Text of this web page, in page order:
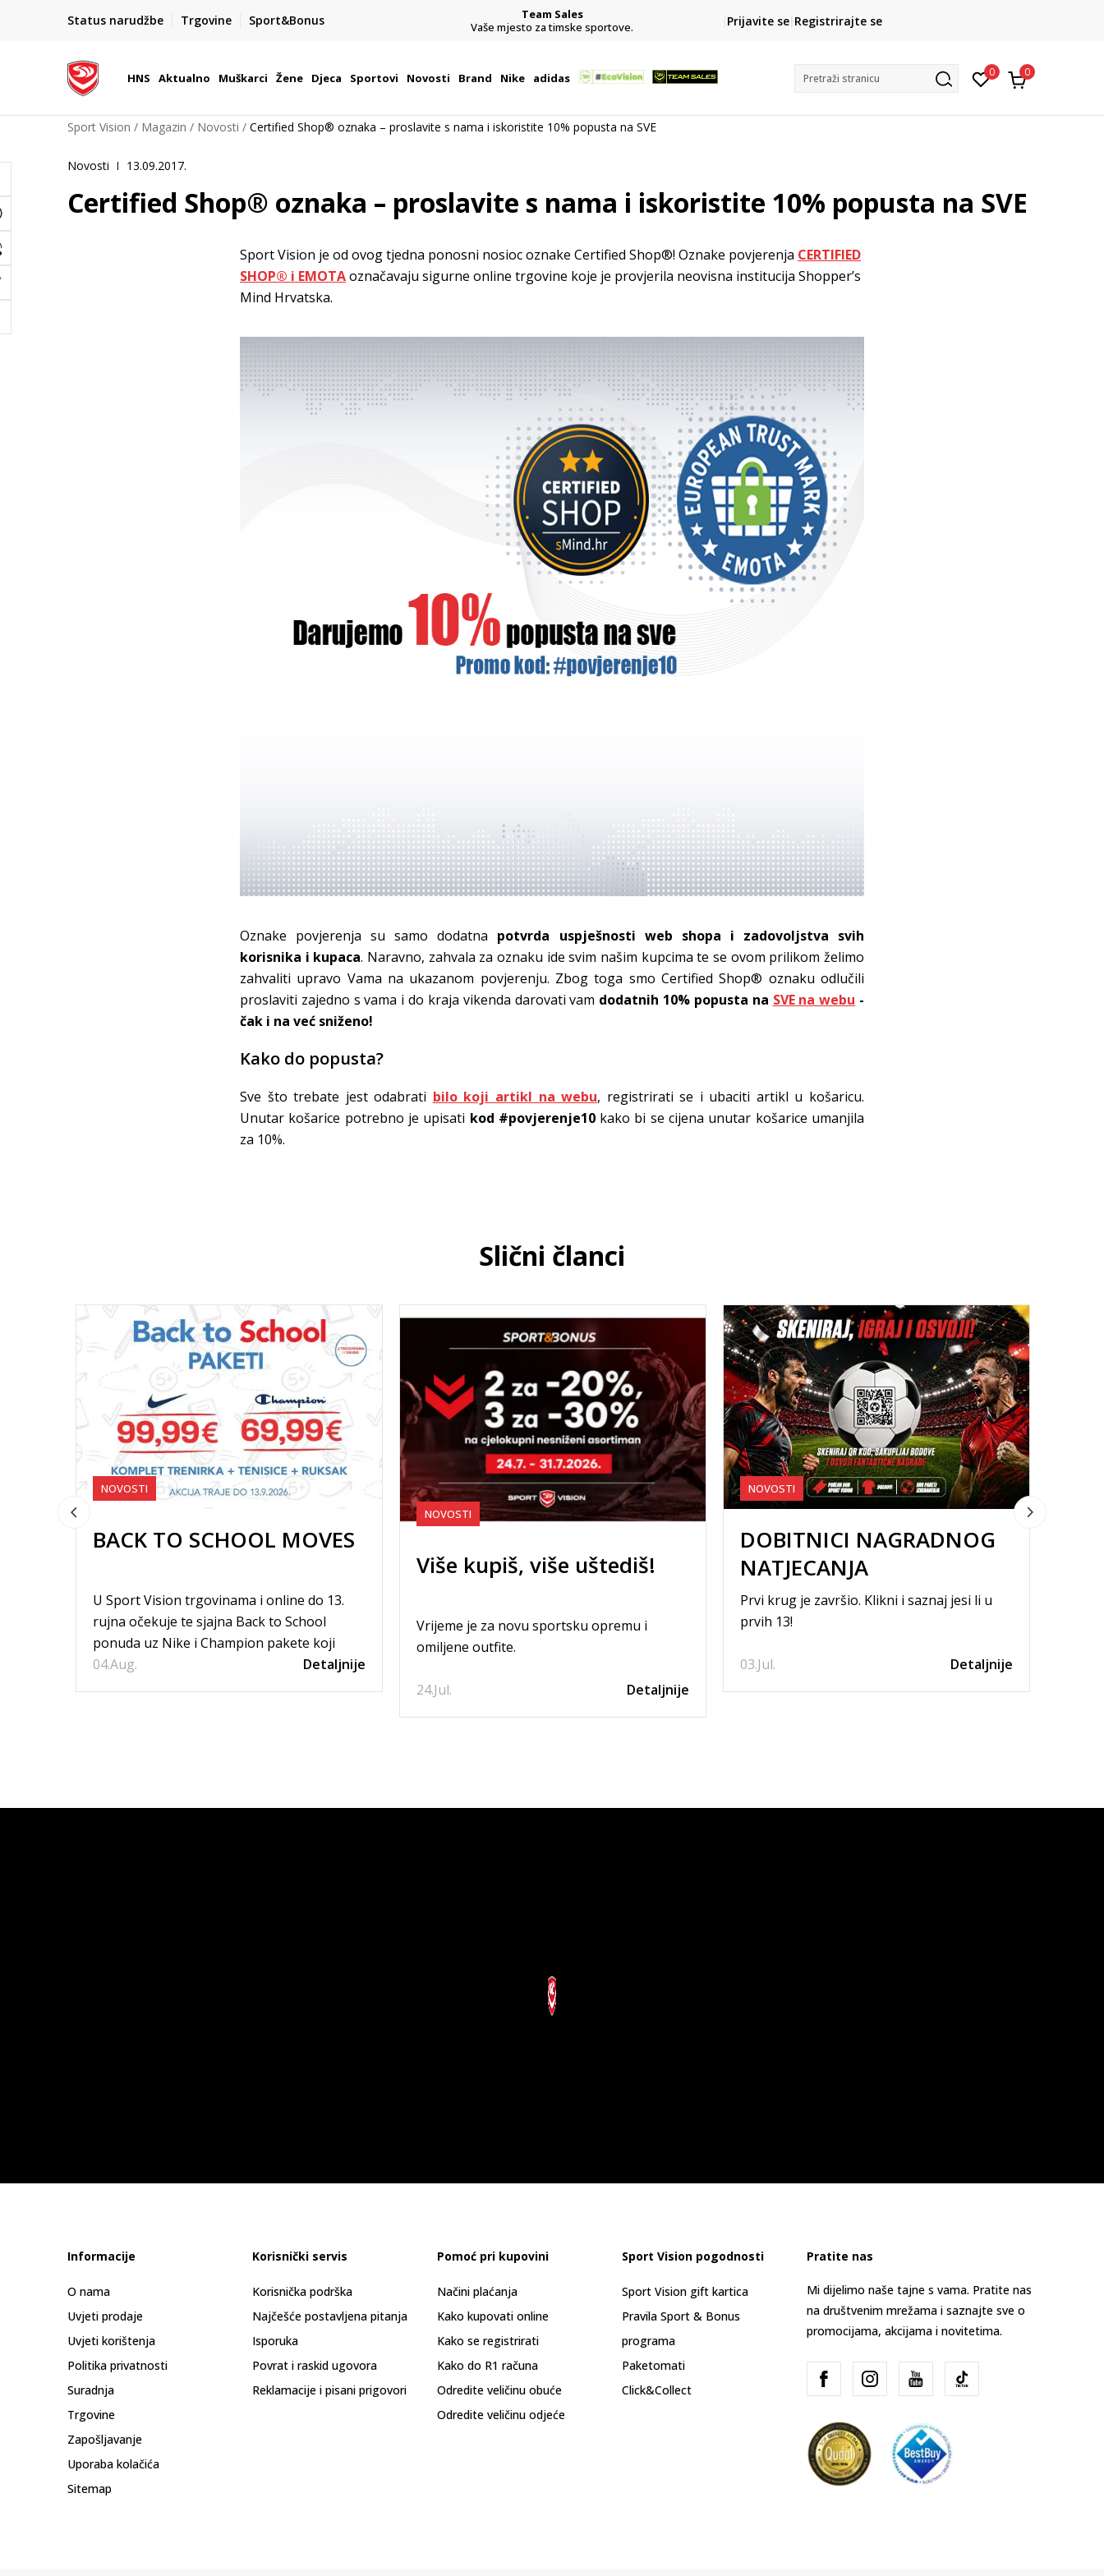
Status narudžbe Trgovine Sport&Bonus
BOX NOW
Dostava 1,50 €
| Više od 800 paketomata u Hrvatskoj
Team Sales
Vaše mjesto za timske sportove.
CLICK& COLLECT
besplatno preuzimanje u trgovini
Prijavite se Registrirajte se
HNS Aktualno Muškarci Žene Djeca Sportovi Novosti Brand Nike adidas Pretraži stranicu 0 0
Sport Vision Magazin Novosti Certified Shop® oznaka – proslavite s nama i iskoristite 10% popusta na SVE
Novosti 13.09.2017.
Certified Shop® oznaka – proslavite s nama i iskoristite 10% popusta na SVE
Sport Vision je od ovog tjedna ponosni nosioc oznake Certified Shop®! Oznake povjerenja CERTIFIED
SHOP® i EMOTAoznačavaju sigurne online trgovine koje je provjerila neovisna institucija Shopper’s
Mind Hrvatska.
Oznake povjerenja su samo dodatna potvrda uspješnosti web shopa i zadovoljstva svih
korisnika i kupaca. Naravno, zahvala za oznaku ide svim našim kupcima te se ovom prilikom želimo
zahvaliti upravo Vama na ukazanom povjerenju. Zbog toga smo Certified Shop® oznaku odlučili
proslaviti zajedno s vama i do kraja vikenda darovati vam dodatnih 10% popusta na SVE na webu -
čak i na već sniženo!
Kako do popusta?
Sve što trebate jest odabrati bilo koji artikl na webu, registrirati se i ubaciti artikl u košaricu.
Unutar košarice potrebno je upisati kod #povjerenje10kako bi se cijena unutar košarice umanjila
za 10%.
Slični članci
04.Aug.
NOVOSTI
BACK TO SCHOOL MOVES
U Sport Vision trgovinama i online do 13.
rujna očekuje te sjajna Back to School
ponuda uz Nike i Champion pakete koji
uključuju komplet trenirku, tenisice i...Detaljnije
24.Jul.
NOVOSTI
Više kupiš, više uštediš!
Vrijeme je za novu sportsku opremu i
omiljene outfite.
Detaljnije
03.Jul.
NOVOSTI
DOBITNICI NAGRADNOG
NATJECANJA
Prvi krug je završio. Klikni i saznaj jesi li u
prvih 13!
Detaljnije
Informacije
O nama
Uvjeti prodaje
Uvjeti korištenja
Politika privatnosti
Suradnja
Trgovine
Zapošljavanje
Uporaba kolačića
Sitemap
Korisnički servis
Korisnička podrška
Najčešće postavljena pitanja
Isporuka
Povrat i raskid ugovora
Reklamacije i pisani prigovori
Pomoć pri kupovini
Načini plaćanja
Kako kupovati online
Kako se registrirati
Kako do R1 računa
Odredite veličinu obuće
Odredite veličinu odjeće
Sport Vision pogodnosti
Sport Vision gift kartica
Pravila Sport & Bonus
programa
Paketomati
Click&Collect
Pratite nas
Mi dijelimo naše tajne s vama. Pratite nas
na društvenim mrežama i saznajte sve o
promocijama, akcijama i novitetima.